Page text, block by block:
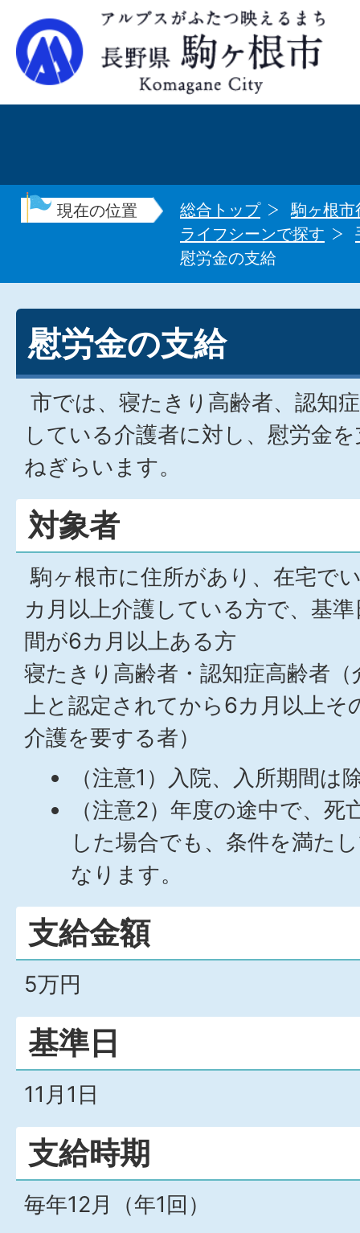
現在の位置 総合トップ
駒ヶ根市
ライフシーンで探す
慰労金の支給
慰労金の支給
市では、寝たきり高齢者、認知
している介護者に対し、慰労金
ねぎらいます。
対象者
駒ヶ根市に住所があり、在宅で
カ月以上介護している方で、基
間が6カ月以上ある方
寝たきり高齢者・認知症高齢者
上と認定されてから6カ月以上そ
介護を要する者）
（注意1）入院、入所期間は
（注意2）年度の途中で、
した場合でも、条件を満た
なります。
支給金額
5万円
基準日
11月1日
支給時期
毎年12月（年1回）